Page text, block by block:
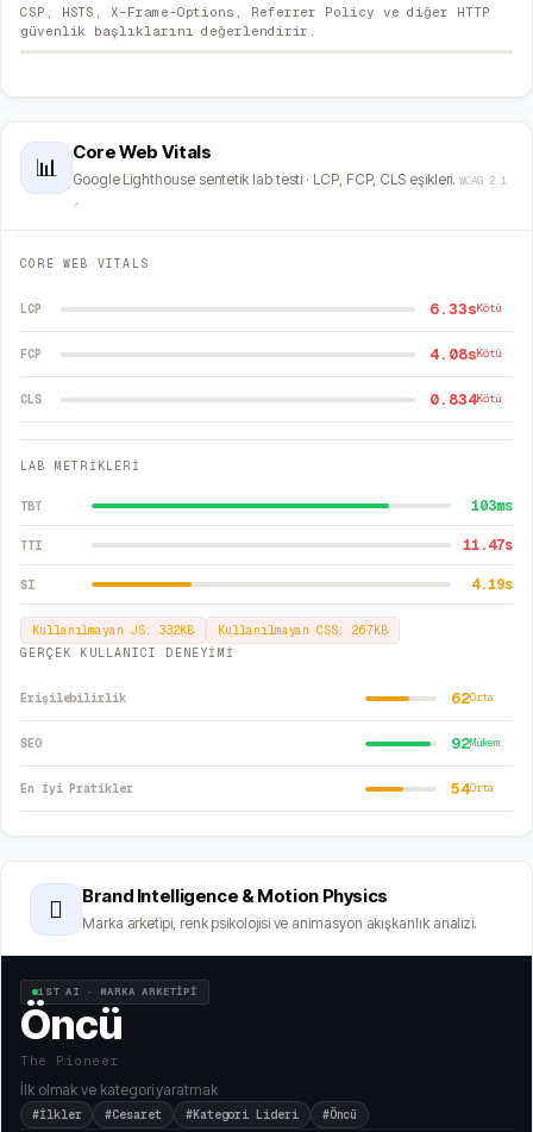
CSP, HSTS, X-Frame-Options, Referrer Policy ve diğer HTTP
güvenlik başlıklarını değerlendirir.
📊
Core Web Vitals
Google Lighthouse sentetik lab testi · LCP, FCP, CLS eşikleri. WCAG 2.1
↗
CORE WEB VITALS
LCP 6.33sKötü
FCP 4.08sKötü
CLS 0.834Kötü
LAB METRİKLERİ
TBT 103ms
TTI 11.47s
SI 4.19s
Kullanılmayan JS: 332KB Kullanılmayan CSS: 267KB
GERÇEK KULLANICI DENEYİMİ
Erişilebilirlik 62Orta
SEO 92Mükem.
En İyi Pratikler 54Orta
🫆 Brand Intelligence & Motion Physics
Marka arketipi, renk psikolojisi ve animasyon akışkanlık analizi.
1ST AI · MARKA ARKETİPİ
Öncü
The Pioneer
İlk olmak ve kategori yaratmak
#İlkler #Cesaret #Kategori Lideri #Öncü